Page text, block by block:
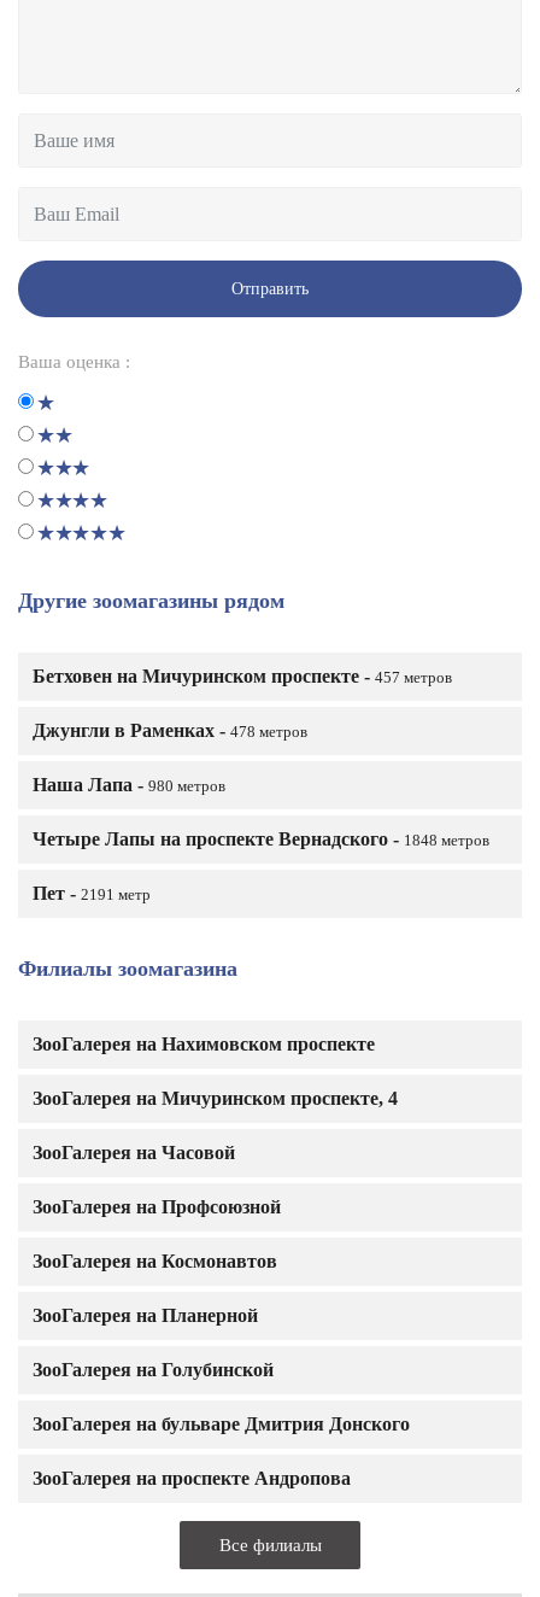
Отправить
Ваша оценка :
Другие зоомагазины рядом
Бетховен на Мичуринском проспекте - 457 метров
Джунгли в Раменках - 478 метров
Наша Лапа - 980 метров
Четыре Лапы на проспекте Вернадского - 1848 метров
Пет - 2191 метр
Филиалы зоомагазина
ЗооГалерея на Нахимовском проспекте
ЗооГалерея на Мичуринском проспекте, 4
ЗооГалерея на Часовой
ЗооГалерея на Профсоюзной
ЗооГалерея на Космонавтов
ЗооГалерея на Планерной
ЗооГалерея на Голубинской
ЗооГалерея на бульваре Дмитрия Донского
ЗооГалерея на проспекте Андропова
Все филиалы